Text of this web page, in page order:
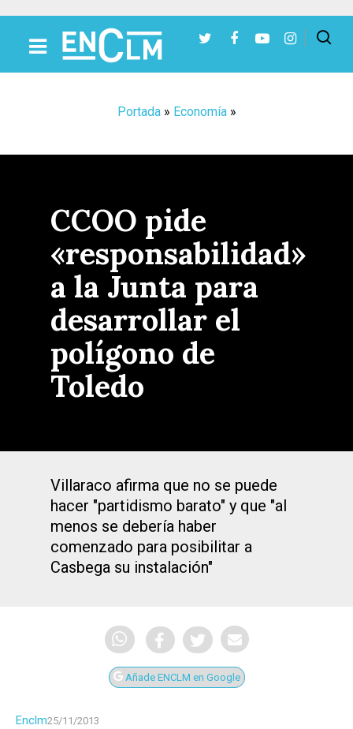
Portada» Economía»
CCOO pide
«responsabilidad»
a la Junta para
desarrollar el
polígono de
Toledo
Villaraco afirma que no se puede
hacer "partidismo barato" y que "al
menos se debería haber
comenzado para posibilitar a
Casbega su instalación"
Añade ENCLM en Google
Enclm25/11/2013